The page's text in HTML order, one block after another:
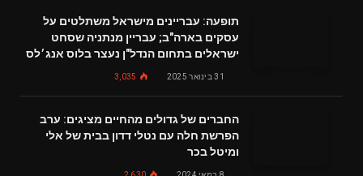
תופעה: עבריינים מישראל משתלטים על
עסקים בארה"ב; עבריין מנתניה שסחט
ישראלים בתחום הנדל"ן נעצר בלוס אנג׳לס
31 בינואר 2025 3,035
החברים של גדולים מהחיים מציגים: ערב
הפרשת חלה עם נטלי דדון בבית של אלי
ומיטל בכר